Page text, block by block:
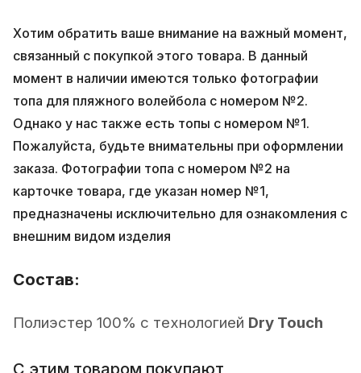
Хотим обратить ваше внимание на важный момент,
связанный с покупкой этого товара. В данный
момент в наличии имеются только фотографии
топа для пляжного волейбола с номером №2.
Однако у нас также есть топы с номером №1.
Пожалуйста, будьте внимательны при оформлении
заказа. Фотографии топа с номером №2 на
карточке товара, где указан номер №1,
предназначены исключительно для ознакомления с
внешним видом изделия
Состав:
Полиэстер 100% с технологией Dry Touch
С этим товаром покупают